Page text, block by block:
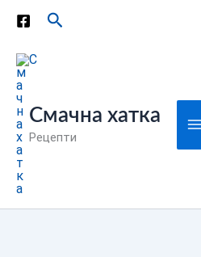
Перейти
вмісту
Пошук
Смачна хатка
Рецепти